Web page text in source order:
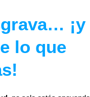
¡y
lo que